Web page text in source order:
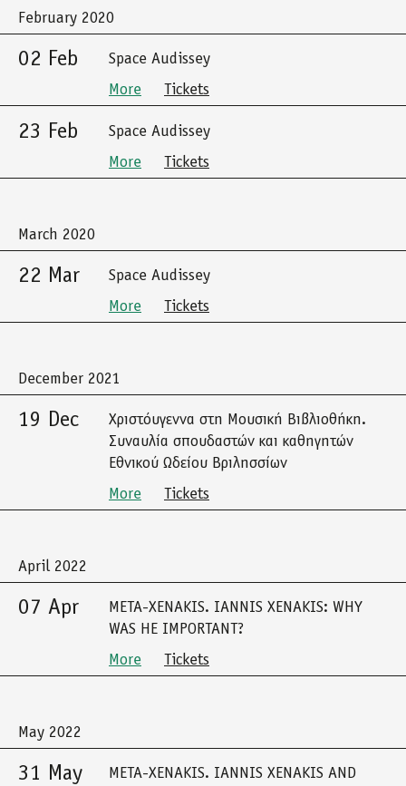
February 2020
02 Feb
Space Audissey
More
Tickets
23 Feb
Space Audissey
More
Tickets
March 2020
22 Mar
Space Audissey
More
Tickets
December 2021
19 Dec
Χριστόυγεννα στη Μουσική Βιβλιοθήκη.
Συναυλία σπουδαστών και καθηγητών
Εθνικού Ωδείου Βριλησσίων
More
Tickets
April 2022
07 Apr
META-XENAKIS. IANNIS XENAKIS: WHY
WAS HE IMPORTANT?
More
Tickets
May 2022
31 May
META-XENAKIS. IANNIS XENAKIS AND